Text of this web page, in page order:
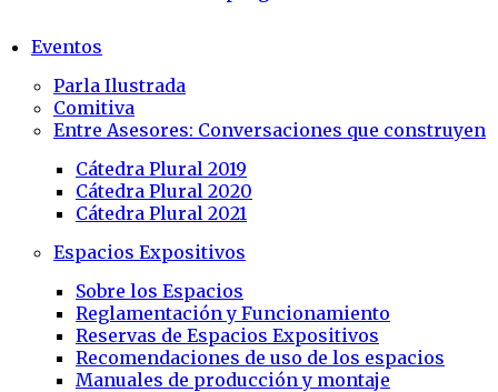
Eventos
Parla Ilustrada
Comitiva
Entre Asesores: Conversaciones que construyen
Cátedra Plural 2019
Cátedra Plural 2020
Cátedra Plural 2021
Espacios Expositivos
Sobre los Espacios
Reglamentación y Funcionamiento
Reservas de Espacios Expositivos
Recomendaciones de uso de los espacios
Manuales de producción y montaje